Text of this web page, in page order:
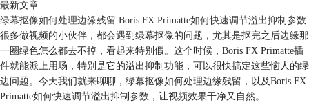
最新文章
绿幕抠像如何处理边缘残留 Boris FX Primatte如何快速调节溢出抑制参数
很多做视频的小伙伴，都会遇到绿幕抠像的问题，尤其是抠完之后边缘那
一圈绿色怎么都去不掉，看起来特别假。这个时候，Boris FX Primatte插
件就能派上用场，特别是它的溢出抑制功能，可以很快搞定这些恼人的绿
边问题。今天我们就来聊聊，绿幕抠像如何处理边缘残留，以及Boris FX
Primatte如何快速调节溢出抑制参数，让视频效果干净又自然。